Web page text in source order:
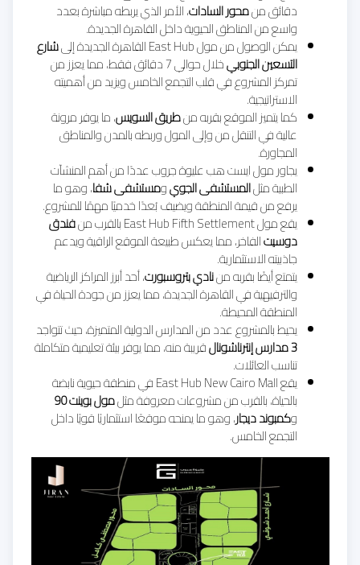
دقائق منمحور السادات، الأمر الذي يربطه مباشرة بعدد
واسع من المناطق الحيوية داخل القاهرة الجديدة.
يمكن الوصول من مول East Hub القاهرة الجديدة إلى شارع
التسعين الجنوبي خلال حوالي 7 دقائق فقط، مما يعزز من
تمركز المشروع في قلب التجمع الخامس ويزيد من أهميته
الاستراتيجية.
كما يتميز الموقع بقربه منطريق السويس، ما يوفر مرونة
عالية في التنقل من وإلى المول وربطه بالمدن والمناطق
المجاورة.
يجاور مول ايست هب عليوة جروب عددًا من أهم المنشآت
الطبية مثلالمستشفى الجويومستشفى شفا، وهو ما
يرفع من قيمة المنطقة ويضيف بُعدًا خدميًا مهمًا للمشروع.
يقع مولEast Hub Fifth Settlement بالقرب من فندق
دوسيتالفاخر، مما يعكس طبيعة الموقع الراقية ويدعم
جاذبيته الاستثمارية.
يتمتع أيضًا بقربه مننادي بتروسبورت، أحد أبرز المراكز الرياضية
والترفيهية في القاهرة الجديدة، مما يعزز من جودة الحياة في
المنطقة المحيطة.
يحيط بالمشروع عدد من المدارس الدولية المتميزة، حيث تتواجد
3 مدارس إنترناشونال قريبة منه، مما يوفر بيئة تعليمية متكاملة
تناسب العائلات.
يقع East Hub New Cairo Mall في منطقة حيوية نابضة
بالحياة، بالقرب من مشروعات معروفة مثلمول بوينت 90
وكمبوند ديجار، وهو ما يمنحه موقعًا استثماريًا قويًا داخل
التجمع الخامس.